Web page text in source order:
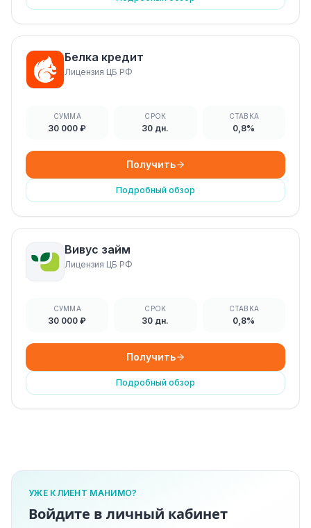
Белка кредит
Лицензия ЦБ РФ
СУММА
30 000 ₽
СРОК
30 дн.
СТАВКА
0,8%
Получить
Подробный обзор
Вивус займ
Лицензия ЦБ РФ
СУММА
30 000 ₽
СРОК
30 дн.
СТАВКА
0,8%
Получить
Подробный обзор
УЖЕ КЛИЕНТ МАНИМО?
Войдите в личный кабинет